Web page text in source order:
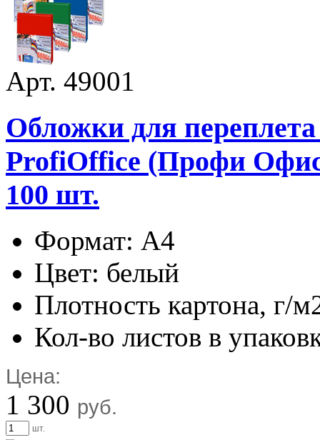
Арт. 49001
Обложки для
ProfiOffice (Профи
100 шт.
Формат: А4
Цвет: белый
Плотность картона, г/
Кол-во листов в
Цена:
1 300 руб.
шт.